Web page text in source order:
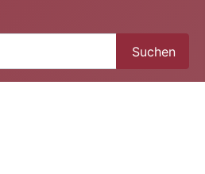
Suchen